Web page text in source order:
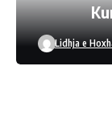
Lidhja e